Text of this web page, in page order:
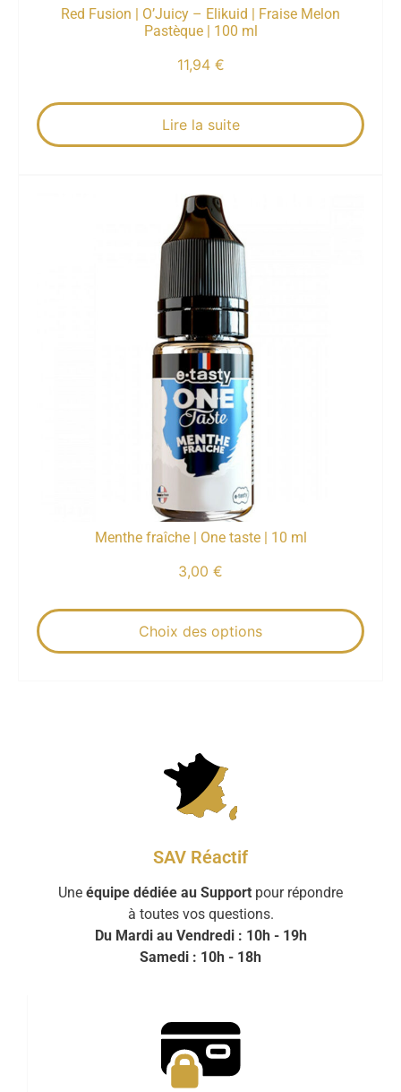
Red Fusion | O’Juicy – Elikuid | Fraise Melon
Pastèque | 100 ml
11,94 €
Lire la suite
Menthe fraîche | One taste | 10 ml
3,00 €
Choix des options
SAV Réactif
Une équipe dédiée au Support pour répondre
à toutes vos questions.
Du Mardi au Vendredi : 10h - 19h
Samedi : 10h - 18h